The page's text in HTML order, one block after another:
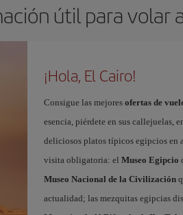
útil para volar
¡Hola, El Cairo!
Consigue las mejores ofertas de
esencia, piérdete en sus callejuelas,
deliciosos platos típicos egipcios en
visita obligatoria: el Museo Egipcio
Museo Nacional de la Civilización
actualidad; las mezquitas egipcias